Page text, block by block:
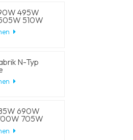
495W
510W
Solarzelle
N-Typ
N-Typ
570W
585W
690W
705W
N-Typ